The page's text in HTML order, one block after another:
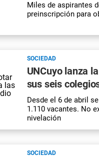
Miles de aspirantes
preinscripción para
SOCIEDAD
UNCuyo lanza
sus seis
Desde el 6 de abril
1.110 vacantes. No
nivelación
SOCIEDAD